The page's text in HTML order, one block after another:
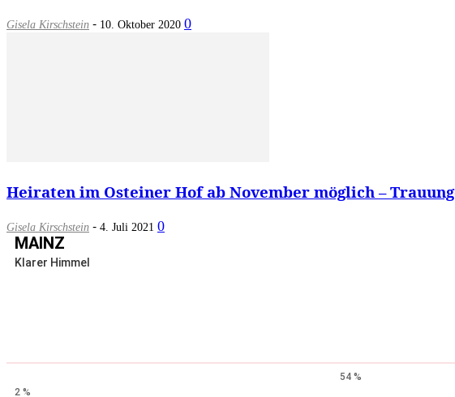
Gisela Kirschstein - 10. Oktober 2020 0
Heiraten im Osteiner Hof ab November möglich –
Gisela Kirschstein - 4. Juli 2021 0
MAINZ
Klarer Himmel
54 %
2 %